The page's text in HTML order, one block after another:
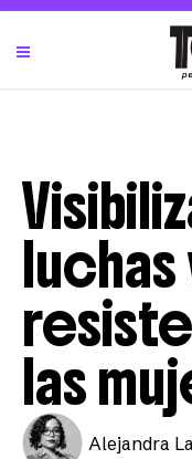
luchas
las
Alejandra